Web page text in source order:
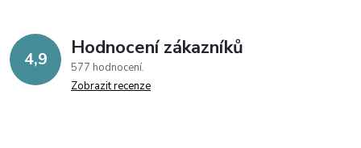
4,9 Hodnocení zákazníků
577 hodnocení
Zobrazit recenze